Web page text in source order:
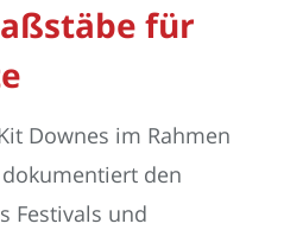
für
Downes im Rahmen
dokumentiert den
Festivals und